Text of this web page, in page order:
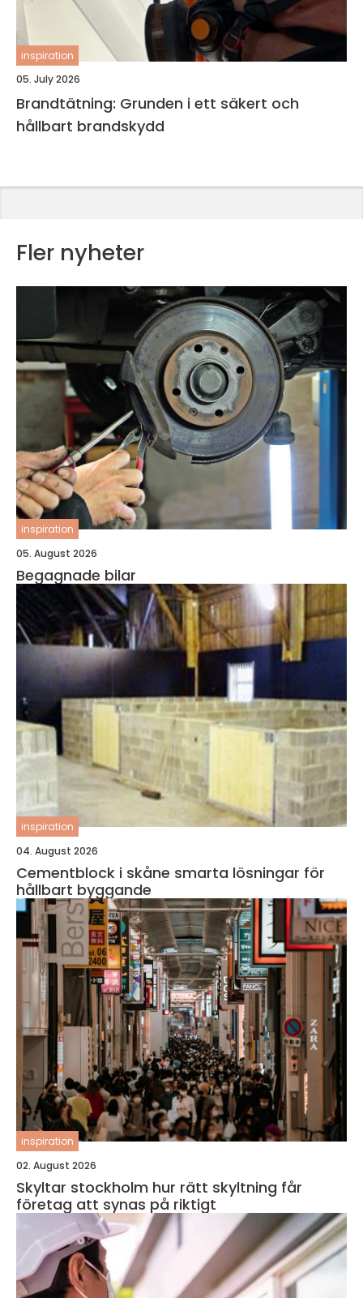
inspiration
05. July 2026
Brandtätning: Grunden i ett säkert och
hållbart brandskydd
Fler nyheter
inspiration
05. August 2026
Begagnade bilar
inspiration
04. August 2026
Cementblock i skåne smarta lösningar för
hållbart byggande
inspiration
02. August 2026
Skyltar stockholm hur rätt skyltning får
företag att synas på riktigt